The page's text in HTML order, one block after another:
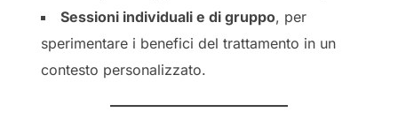
Sessioni individuali e di gruppo, per
sperimentare i benefici del trattamento in un
contesto personalizzato.